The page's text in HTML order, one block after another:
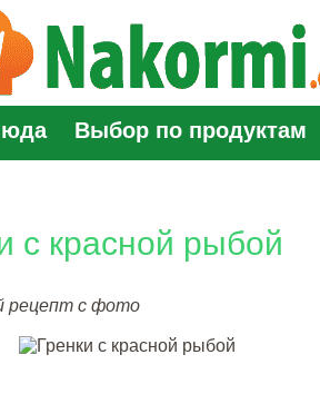
Выбор по продуктам
с красной рыбой
рецепт с фото